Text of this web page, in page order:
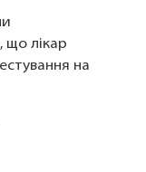
що лікар
на